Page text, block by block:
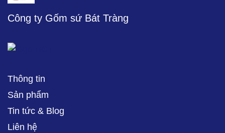
Công ty Gốm sứ Bát Tràng
Thông tin
Sản phẩm
Tin tức & Blog
Liên hệ